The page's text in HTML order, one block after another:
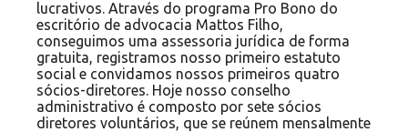
lucrativos. Através do programa Pro Bono do
escritório de advocacia Mattos Filho,
conseguimos uma assessoria jurídica de forma
gratuita, registramos nosso primeiro estatuto
social e convidamos nossos primeiros quatro
sócios-diretores. Hoje nosso conselho
administrativo é composto por sete sócios
diretores voluntários, que se reúnem mensalmente